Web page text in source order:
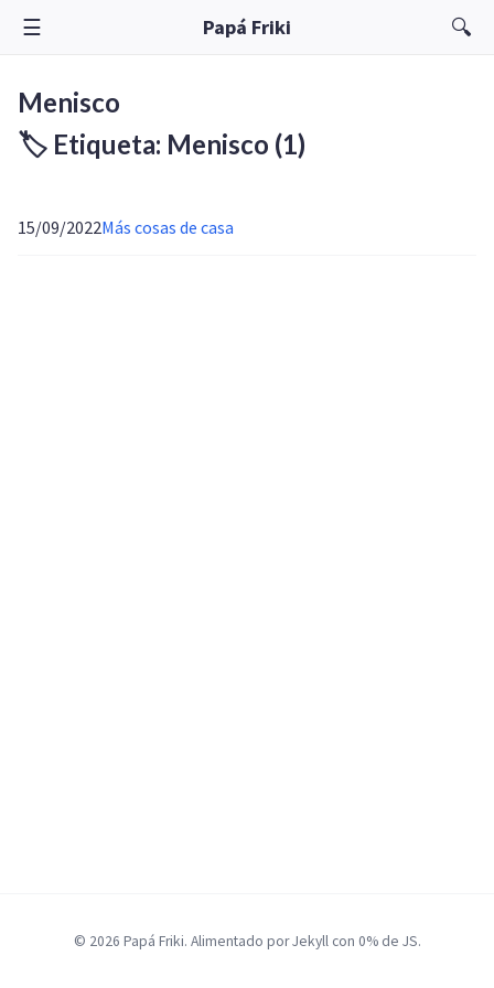
☰ Papá Friki 🔍
Menisco
🏷️ Etiqueta: Menisco (1)
15/09/2022Más cosas de casa
© 2026 Papá Friki. Alimentado por Jekyll con 0% de JS.